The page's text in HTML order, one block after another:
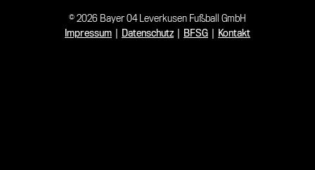
© 2026 Bayer 04 Leverkusen Fußball GmbH
Impressum
Datenschutz BFSG Kontakt